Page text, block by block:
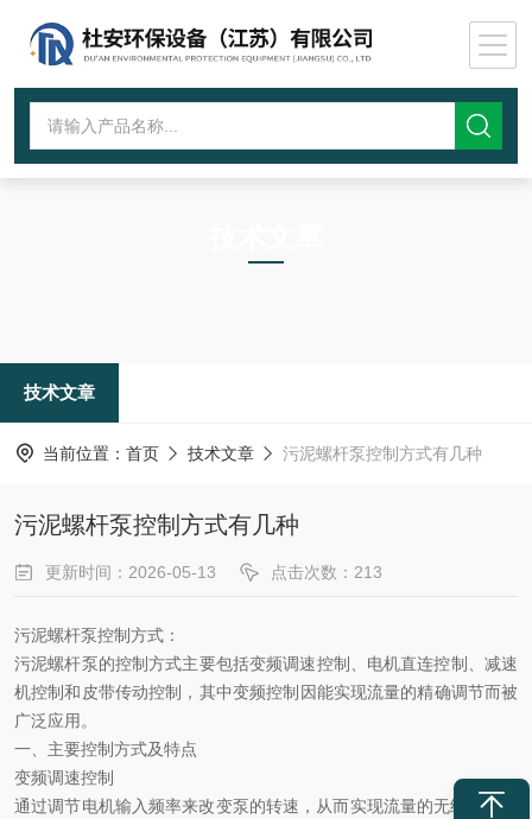
技术文章
当前位置： 首页 技术文章 污泥螺杆泵控制方式有几种
污泥螺杆泵控制方式有几种
更新时间：2026-05-13 点击次数：213
污泥螺杆泵控制方式：
污泥螺杆泵的控制方式‌主要包括‌变频调速控制、电机直连控制、减速
机控制和皮带传动控制‌，其中‌变频控制‌因能实现流量的精确调节而被
广泛应用。
一、主要控制方式及特点
变频调速控制
通过调节电机输入频率来改变泵的转速，从而‌实现流量的无级调节‌。